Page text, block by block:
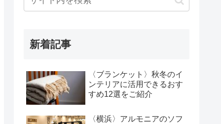
新着記事
〈ブランケット〉秋冬のイ
ンテリアに活用できるおす
すめ12選をご紹介
〈横浜〉アルモニアのソフ